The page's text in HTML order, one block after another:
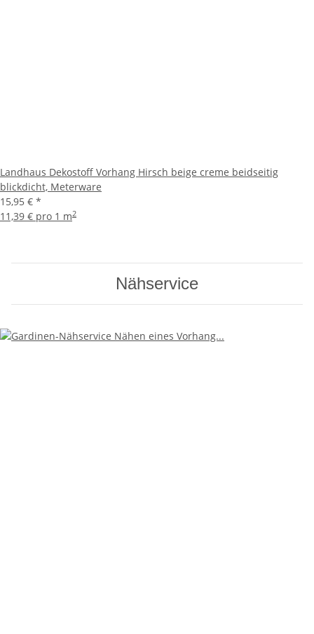
Landhaus Dekostoff Vorhang Hirsch beige creme beidseitig
blickdicht, Meterware
15,95 € *
11,39 € pro 1 m2
Nähservice